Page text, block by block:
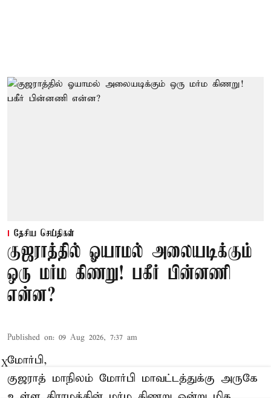
தேசிய செய்திகள்
குஜராத்தில் ஓயாமல் அலையடிக்கும்
ஒரு மர்ம கிணறு! பகீர் பின்னணி
என்ன?
Published on: 09 Aug 2026, 7:37 am
மோர்பி,
குஜராத் மாநிலம் மோர்பி மாவட்டத்துக்கு அருகே
X